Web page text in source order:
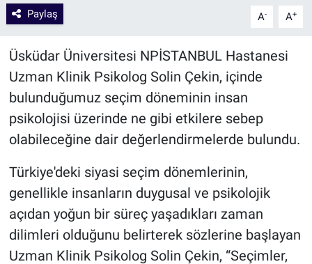
Paylaş A- A+
Üsküdar Üniversitesi NPİSTANBUL Hastanesi
Uzman Klinik Psikolog Solin Çekin, içinde
bulunduğumuz seçim döneminin insan
psikolojisi üzerinde ne gibi etkilere sebep
olabileceğine dair değerlendirmelerde bulundu.
Türkiye'deki siyasi seçim dönemlerinin,
genellikle insanların duygusal ve psikolojik
açıdan yoğun bir süreç yaşadıkları zaman
dilimleri olduğunu belirterek sözlerine başlayan
Uzman Klinik Psikolog Solin Çekin, “Seçimler,